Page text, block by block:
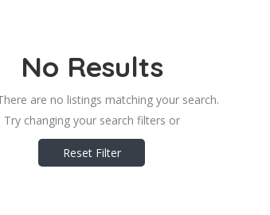
No Results
are no listings matching your search.
Try changing your search filters or
Reset Filter